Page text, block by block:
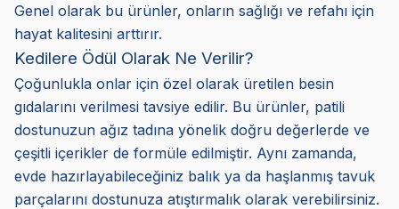
Genel olarak bu ürünler, onların sağlığı ve refahı için
hayat kalitesini arttırır.
Kedilere Ödül Olarak Ne Verilir?
Çoğunlukla onlar için özel olarak üretilen besin
gıdalarını verilmesi tavsiye edilir. Bu ürünler, patili
dostunuzun ağız tadına yönelik doğru değerlerde ve
çeşitli içerikler de formüle edilmiştir. Aynı zamanda,
evde hazırlayabileceğiniz balık ya da haşlanmış tavuk
parçalarını dostunuza atıştırmalık olarak verebilirsiniz.